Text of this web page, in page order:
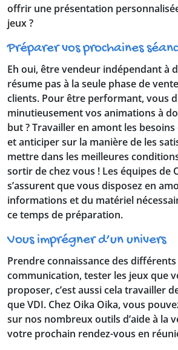
offrir une présentation
jeux ?
Préparer vos prochaines
Eh oui, être vendeur indépendant à
résume pas à la seule phase de
clients. Pour être performant, vous
minutieusement vos animations à
but ? Travailler en amont les
et anticiper sur la manière de les
mettre dans les meilleures
sortir de chez vous ! Les équipes de
s’assurent que vous disposez en
informations et du matériel
ce temps de préparation.
Vous imprégner d’un univers
Prendre connaissance des
communication, tester les jeux que
proposer, c’est aussi cela travailler
que VDI. Chez Oika Oika, vous
sur nos nombreux outils d’aide à la
votre prochain rendez-vous en